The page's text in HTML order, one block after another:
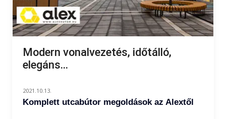
Modern vonalvezetés, időtálló,
elegáns...
2021.10.13.
Komplett utcabútor megoldások az Alextől